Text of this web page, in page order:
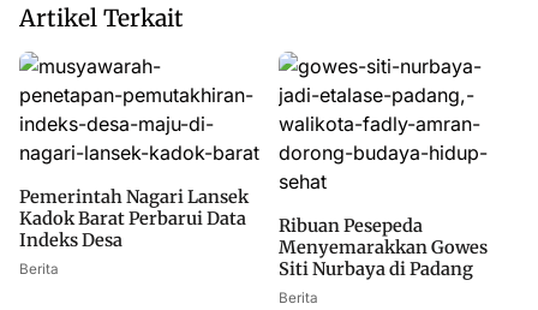
Artikel Terkait
Pemerintah Nagari Lansek
Kadok Barat Perbarui Data
Indeks Desa
Berita
Ribuan Pesepeda
Menyemarakkan Gowes
Siti Nurbaya di Padang
Berita